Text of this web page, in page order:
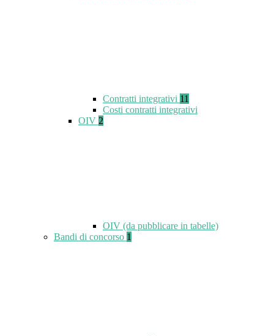
Contratti integrativi 11
Costi contratti integrativi
OIV 2
OIV (da pubblicare in tabelle)
Bandi di concorso 1